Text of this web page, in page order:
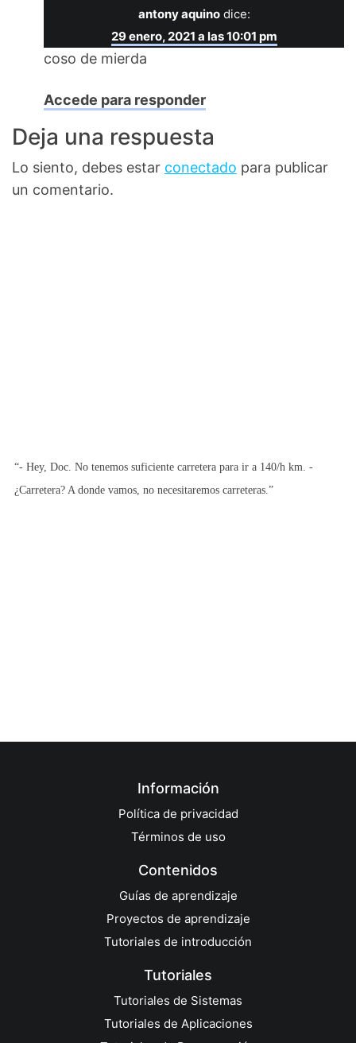
antony aquino dice:
29 enero, 2021 a las 10:01 pm
coso de mierda
Accede para responder
Deja una respuesta
Lo siento, debes estar conectado para publicar
un comentario.
“- Hey, Doc. No tenemos suficiente carretera para ir a 140/h km. -
¿Carretera? A donde vamos, no necesitaremos carreteras.”
Información
Política de privacidad
Términos de uso
Contenidos
Guías de aprendizaje
Proyectos de aprendizaje
Tutoriales de introducción
Tutoriales
Tutoriales de Sistemas
Tutoriales de Aplicaciones